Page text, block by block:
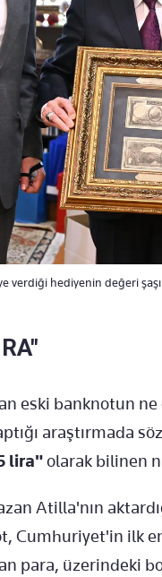
verdiği hediyenin değeri
eski banknotun
araştırmada
lira"olarak bilinen
Atilla'nın
Cumhuriyet'in ilk
para, üzerindeki